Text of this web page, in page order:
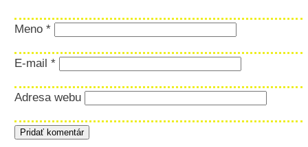
Meno *
E-mail *
Adresa webu